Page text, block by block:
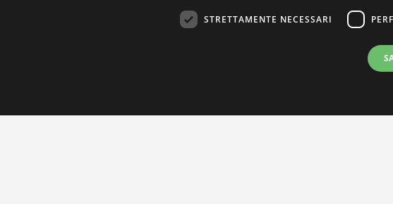
STRETTAMENTE NECESSARI